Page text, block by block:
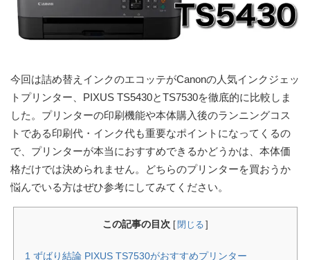
今回は詰め替えインクのエコッテがCanonの人気インクジェッ
トプリンター、PIXUS TS5430とTS7530を徹底的に比較しま
した。プリンターの印刷機能や本体購入後のランニングコス
トである印刷代・インク代も重要なポイントになってくるの
で、プリンターが本当におすすめできるかどうかは、本体価
格だけでは決められません。どちらのプリンターを買おうか
悩んでいる方はぜひ参考にしてみてください。
この記事の目次 [閉じる ]
1 ずばり結論 PIXUS TS7530がおすすめプリンター